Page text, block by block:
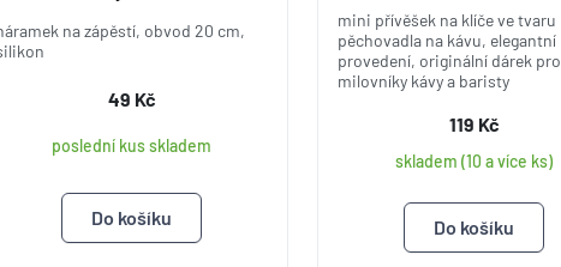
na zápěstí, obvod 20 cm,
49 Kč
poslední kus skladem
mini přívěšek na klíče ve tvaru
pěchovadla na kávu, elegantní
provedení, originální dárek pro
milovníky kávy a baristy
119 Kč
skladem (10 a více ks)